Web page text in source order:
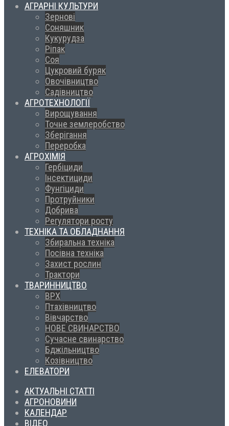
АГРАРНІ КУЛЬТУРИ
Зернові
Соняшник
Кукурудза
Ріпак
Соя
Цукровий буряк
Овочівництво
Садівництво
АГРОТЕХНОЛОГІЇ
Вирощування
Точне землеробство
Зберігання
Переробка
АГРОХІМІЯ
Гербіциди
Інсектициди
Фунгіциди
Протруйники
Добрива
Регулятори росту
ТЕХНІКА ТА ОБЛАДНАННЯ
Збиральна техніка
Посівна техніка
Захист рослин
Трактори
ТВАРИННИЦТВО
ВРХ
Птахівництво
Вівчарство
НОВЕ СВИНАРСТВО
Сучасне свинарство
Бджільництво
Козівництво
ЕЛЕВАТОРИ
АКТУАЛЬНІ СТАТТІ
АГРОНОВИНИ
КАЛЕНДАР
ВІДЕО